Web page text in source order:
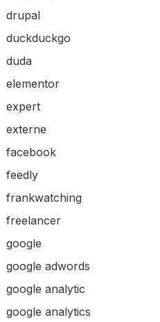
drupal
duckduckgo
duda
elementor
expert
externe
facebook
feedly
frankwatching
freelancer
google
google adwords
google analytic
google analytics